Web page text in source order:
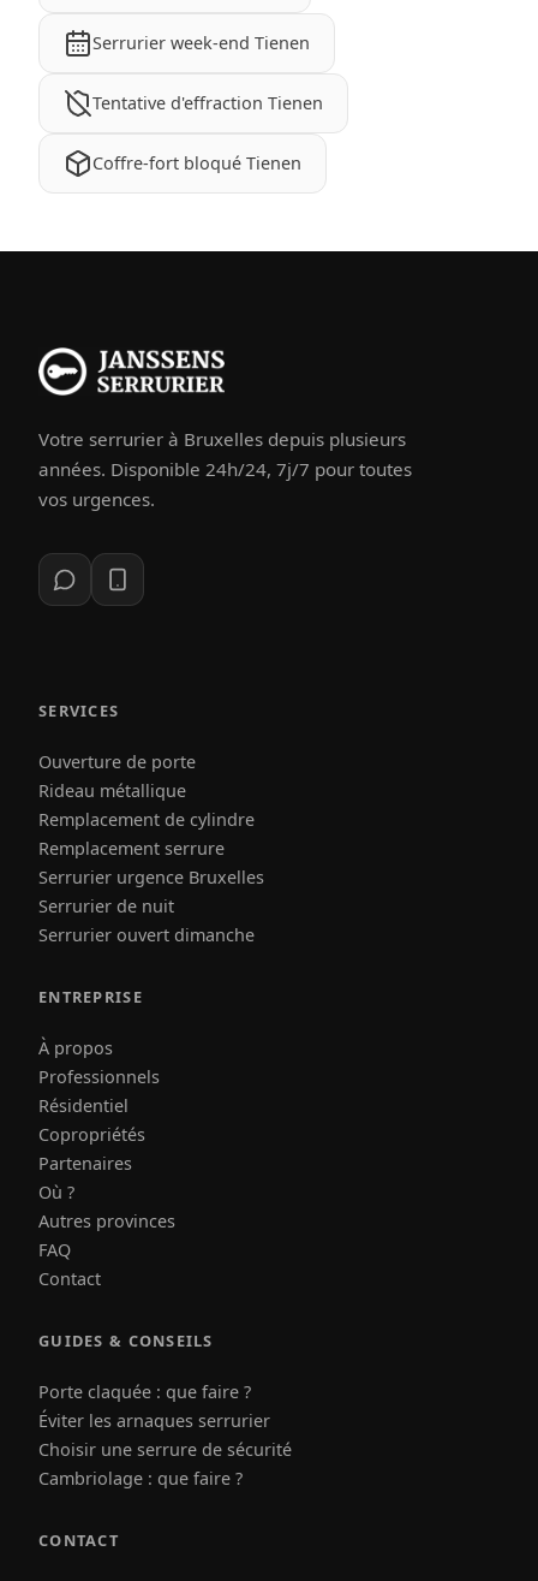
Serrurier week-end Tienen
Tentative d'effraction Tienen
Coffre-fort bloqué Tienen
Votre serrurier à Bruxelles depuis plusieurs
années. Disponible 24h/24, 7j/7 pour toutes
vos urgences.
SERVICES
Ouverture de porte
Rideau métallique
Remplacement de cylindre
Remplacement serrure
Serrurier urgence Bruxelles
Serrurier de nuit
Serrurier ouvert dimanche
ENTREPRISE
À propos
Professionnels
Résidentiel
Copropriétés
Partenaires
Où ?
Autres provinces
FAQ
Contact
GUIDES & CONSEILS
Porte claquée : que faire ?
Éviter les arnaques serrurier
Choisir une serrure de sécurité
Cambriolage : que faire ?
CONTACT